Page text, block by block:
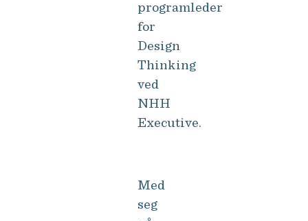
programleder
for
Design
Thinking
ved
NHH
Executive.
Med
seg